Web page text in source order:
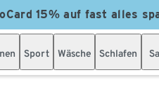
15% auf fast alles
Sport Wäsche Schlafen